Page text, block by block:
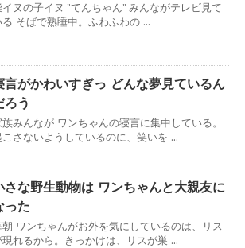
ヌの子イヌ ”てんちゃん” みんながテレビ見て
る そばで熟睡中。ふわふわの ...
言がかわいすぎっ どんな夢見ているん
ろう
みんなが ワンちゃんの寝言に集中している。
こさないようしているのに、笑いを ...
さな野生動物は ワンちゃんと大親友に
った
朝 ワンちゃんがお外を気にしているのは、リス
現れるから。きっかけは、リスが巣 ...